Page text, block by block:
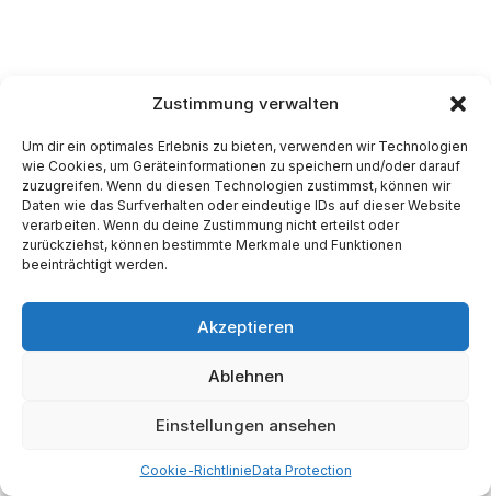
Zustimmung verwalten
Um dir ein optimales Erlebnis zu bieten, verwenden wir Technologien
wie Cookies, um Geräteinformationen zu speichern und/oder darauf
zuzugreifen. Wenn du diesen Technologien zustimmst, können wir
Daten wie das Surfverhalten oder eindeutige IDs auf dieser Website
verarbeiten. Wenn du deine Zustimmung nicht erteilst oder
zurückziehst, können bestimmte Merkmale und Funktionen
beeinträchtigt werden.
Akzeptieren
Ablehnen
Einstellungen ansehen
Cookie-RichtlinieData Protection